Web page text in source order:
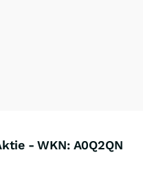
- WKN: A0Q2QN